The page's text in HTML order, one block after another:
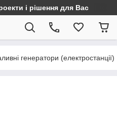
і рішення для Вас
генератори (електростанції)